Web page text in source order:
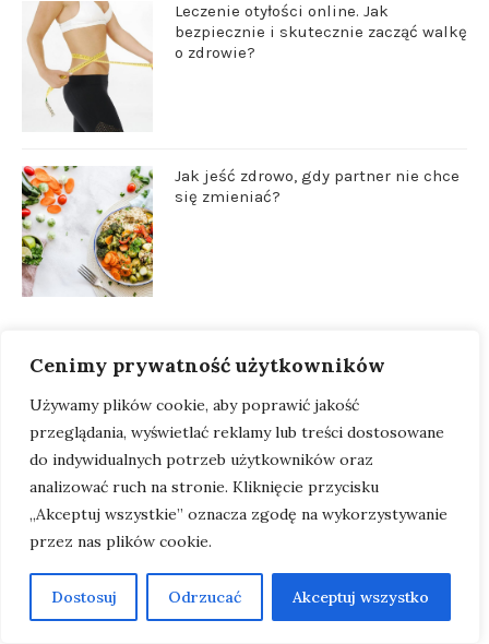
Cenimy prywatność użytkowników
Używamy plików cookie, aby poprawić jakość
przeglądania, wyświetlać reklamy lub treści dostosowane
do indywidualnych potrzeb użytkowników oraz
analizować ruch na stronie. Kliknięcie przycisku
„Akceptuj wszystkie” oznacza zgodę na wykorzystywanie
przez nas plików cookie.
Dostosuj Odrzucać Akceptuj wszystko
Leczenie otyłości online. Jak
bezpiecznie i skutecznie zacząć walkę
o zdrowie?
Jak jeść zdrowo, gdy partner nie chce
się zmieniać?
GINEKOLOGIA I ZDROWIE INTYMNE